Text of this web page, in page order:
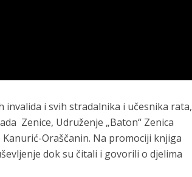
invalida i svih stradalnika i učesnika rata,
Zenice, Udruženje „Baton“ Zenica
Oraščanin. Na promociji knjiga
dok su čitali i govorili o djelima